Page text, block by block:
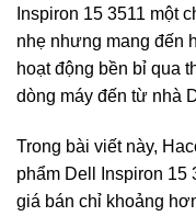
Inspiron 15 3511 một
nhẹ nhưng mang đến
hoạt động bền bỉ qua
dòng máy đến từ nhà
Trong bài viết này,
phẩm Dell Inspiron 15
giá bán chỉ khoảng